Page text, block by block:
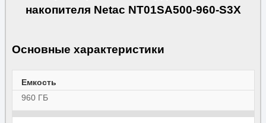
накопителя Netac NT01SA500-960-S3X
Основные характеристики
Емкость
960 ГБ